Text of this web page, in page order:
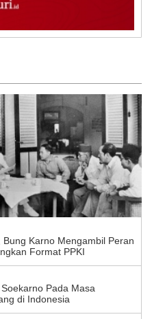
Bung Karno Mengambil Peran
Format PPKI
Pada Masa
di Indonesia